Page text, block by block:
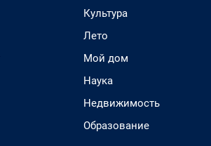
Культура
Лето
Мой дом
Наука
Недвижимость
Образование